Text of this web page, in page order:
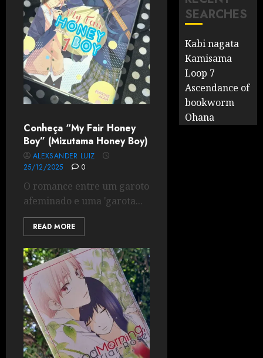
Conheça “My Fair Honey
Boy” (Mizutama Honey Boy)
ALEXSANDER LUIZ
25/12/2025
0
O romance entre um garoto
afeminado e uma 'garota...
READ MORE
SEARCHES
Kabi nagata
Kamisama
Loop 7
Ascendance of
bookworm
Ohana